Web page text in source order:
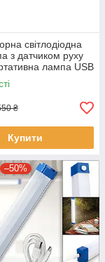
світлодіодна
з датчиком руху
лампа USB
₴
Купити
–50%